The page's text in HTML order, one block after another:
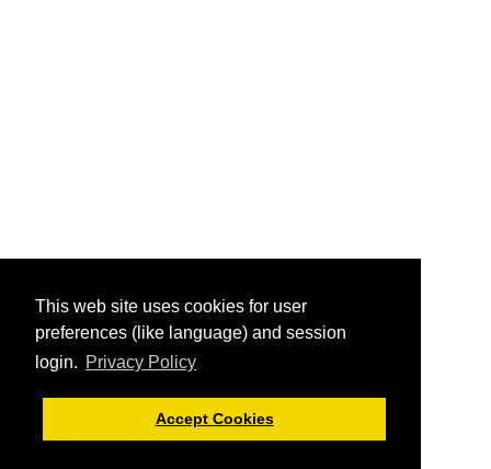
This web site uses cookies for user
preferences (like language) and session
login. Privacy Policy
Accept Cookies